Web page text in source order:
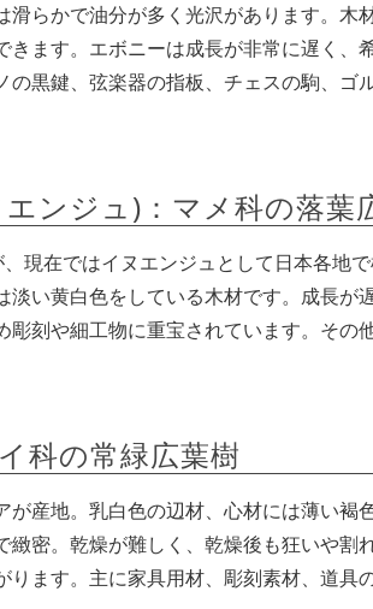
滑らかで油分が多く光沢があります。木
きます。エボニーは成長が非常に遅く、
の黒鍵、弦楽器の指板、チェスの駒、ゴ
ンジュ)：マメ科の落葉
現在ではイヌエンジュとして日本各地
淡い黄白色をしている木材です。成長が
彫刻や細工物に重宝されています。その
科の常緑広葉樹
が産地。乳白色の辺材、心材には薄い褐
緻密。乾燥が難しく、乾燥後も狂いや割
ります。主に家具用材、彫刻素材、道具